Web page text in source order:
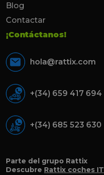
Blog
Contactar
¡Contáctanos!
hola@rattix.com
+(34) 659 417 694
+(34) 685 523 630
Parte del grupo Rattix
Descubre Rattix coches IT